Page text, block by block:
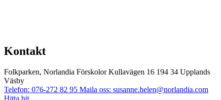
Kontakt
Folkparken, Norlandia Förskolor Kullavägen 16 194 34 Upplands
Väsby
Telefon: 076-272 82 95 Maila oss: susanne.helen@norlandia.com
Hitta hit